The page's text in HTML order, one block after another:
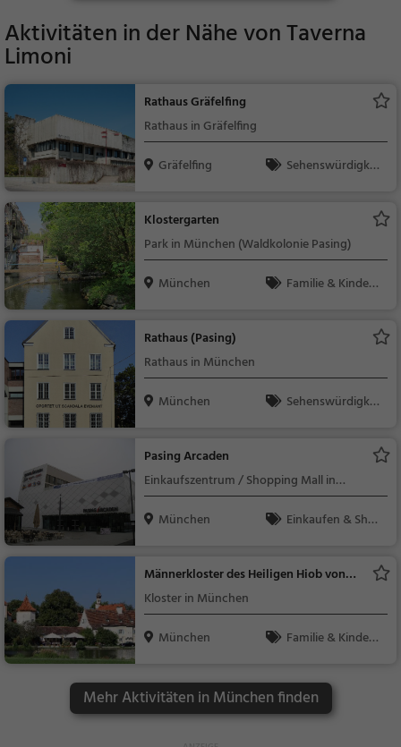
Aktivitäten in der Nähe vonTaverna
Limoni
Rathaus Gräfelfing
Rathaus in Gräfelfing
Gräfelfing
Sehenswürdigkei
Klostergarten
Park in München (Waldkolonie Pasing)
München
Familie & Kinder,
Rathaus (Pasing)
Rathaus in München
München
Sehenswürdigkei
Pasing Arcaden
Einkaufszentrum / Shopping Mall in
München
München
Einkaufen & Shop
Männerkloster des Heiligen Hiob von
Pocaev
Kloster in München
München
Familie & Kinder,
Mehr Aktivitäten in München finden